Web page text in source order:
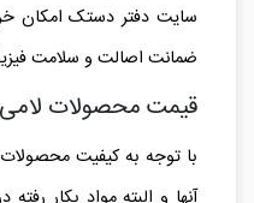
سایت دفتر دستک امکان
ضمانت اصالت و سلامت
قیمت محصولات لامی
با توجه به کیفیت